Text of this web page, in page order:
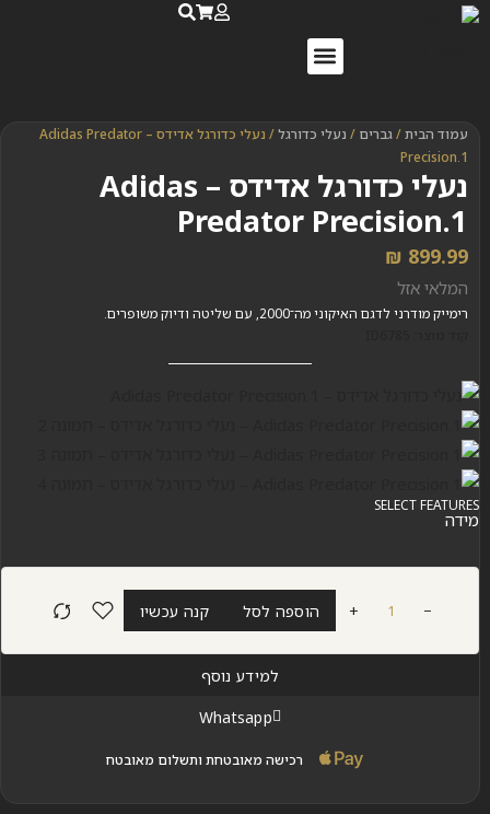
עמוד הבית/גברים / נעלי כדורגל
/ נעלי כדורגל אדידס – Adidas Predator
Precision.1
נעלי כדורגל אדידס – Adidas
Predator Precision.1
₪ 899.99
המלאי אזל
רימייק מודרני לדגם האיקוני מה־2000, עם שליטה ודיוק משופרים.
SELECT FEATURES
מידה
+ הוספה לסל קנה עכשיו
למידע נוסף
Whatsapp
רכישה מאובטחת ותשלום מאובטח